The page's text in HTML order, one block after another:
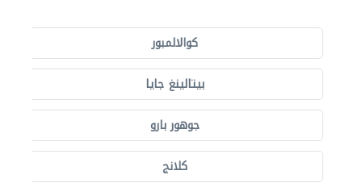
كوالالمبور
بيتالينغ جايا
جوهور بارو
كلانج